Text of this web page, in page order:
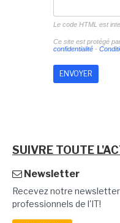
Le code HTML est
Ce site est protégé
confidentialité-
SUIVRE TOUTE
Newsletter
Recevez notre
professionnels de l'IT!